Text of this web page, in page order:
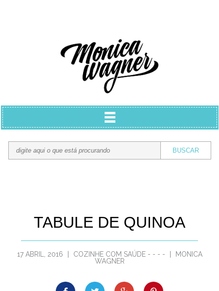
TABULE DE QUINOA
17 ABRIL, 2016 COZINHE COM SAÚDE- - - -
MONICA
WAGNER